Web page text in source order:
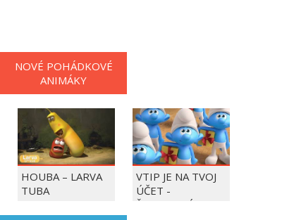
NOVÉ POHÁDKOVÉ
ANIMÁKY
HOUBA – LARVA
TUBA
VTIP JE NA TVOJ
ÚČET -
ŠMOULOVÉ